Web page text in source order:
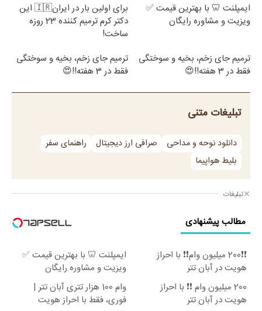
ایمپلنت 🦷 با بهترین قیمت ✅
ویزیت و مشاوره رایگان
برای اولین بار در ایران🇮🇷 این
دکتر کرم ترمیم کننده 23 روزه
ساخت!
ترمیم جای زخم، بخیه و سوختگی
فقط در 3 هفته!!😍
ترمیم جای زخم، بخیه و سوختگی
فقط در 3 هفته!!😍
تبلیغات متنی
دانلود نوحه و مداحی صرافی ارز دیجیتال
راهنمای سفر
بلیط هواپیما
تبلیغات
مطالب پیشنهادی
❗❗200 میلیون وام❗❗ با احراز
هویت در آبان تتر
ایمپلنت 🦷 با بهترین قیمت ✅
ویزیت و مشاوره رایگان
200 میلیون وام ❗❗ با احراز
هویت در آبان تتر
وام 100 هزار تتری آبان تتر |
فوری، فقط با احراز هویت